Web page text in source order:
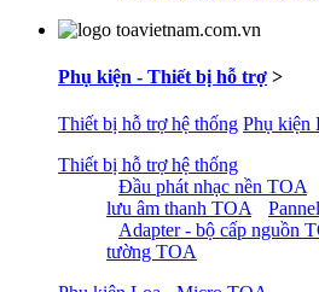
Phụ kiện - Thiết bị hỗ trợ >
Thiết bị hỗ trợ hệ thống Phụ kiện
Thiết bị hỗ trợ hệ thống
Đầu phát nhạc nền TOA
lưu âm thanh TOA
Adapter - bộ cấp nguồn
tường TOA